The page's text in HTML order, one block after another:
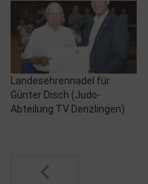
Landesehrennadel für
Günter Disch (Judo-
Abteilung TV Denzlingen)
Post